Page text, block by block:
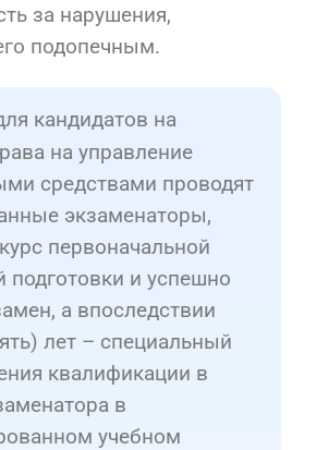
за нарушения,
подопечным.
кандидатов на
на управление
средствами проводят
экзаменаторы,
первоначальной
подготовки и успешно
а впоследствии
лет – специальный
квалификации в
в
учебном